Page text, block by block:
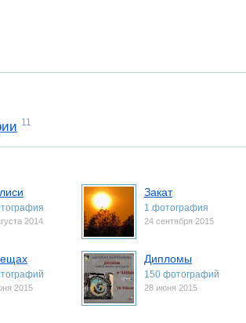
11
2014
Закат
1 фотография
24 сентября 2015
2015
Дипломы
150 фотографий
28 июня 2015